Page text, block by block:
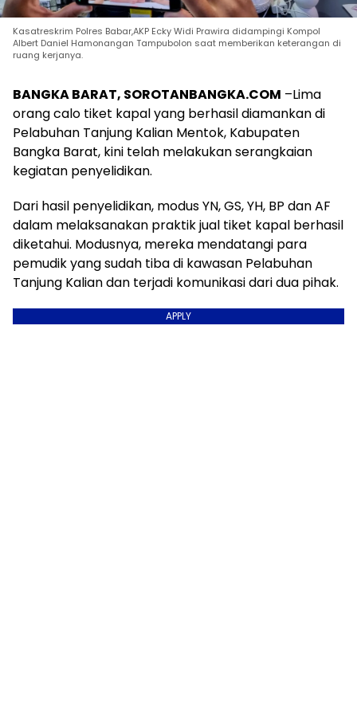
Kasatreskrim Polres Babar,AKP Ecky Widi Prawira didampingi Kompol
Albert Daniel Hamonangan Tampubolon saat memberikan keterangan di
ruang kerjanya.
BANGKA BARAT, SOROTANBANGKA.COM –Lima
orang calo tiket kapal yang berhasil diamankan di
Pelabuhan Tanjung Kalian Mentok, Kabupaten
Bangka Barat, kini telah melakukan serangkaian
kegiatan penyelidikan.
Dari hasil penyelidikan, modus YN, GS, YH, BP dan AF
dalam melaksanakan praktik jual tiket kapal berhasil
diketahui. Modusnya, mereka mendatangi para
pemudik yang sudah tiba di kawasan Pelabuhan
Tanjung Kalian dan terjadi komunikasi dari dua pihak.
APPLY